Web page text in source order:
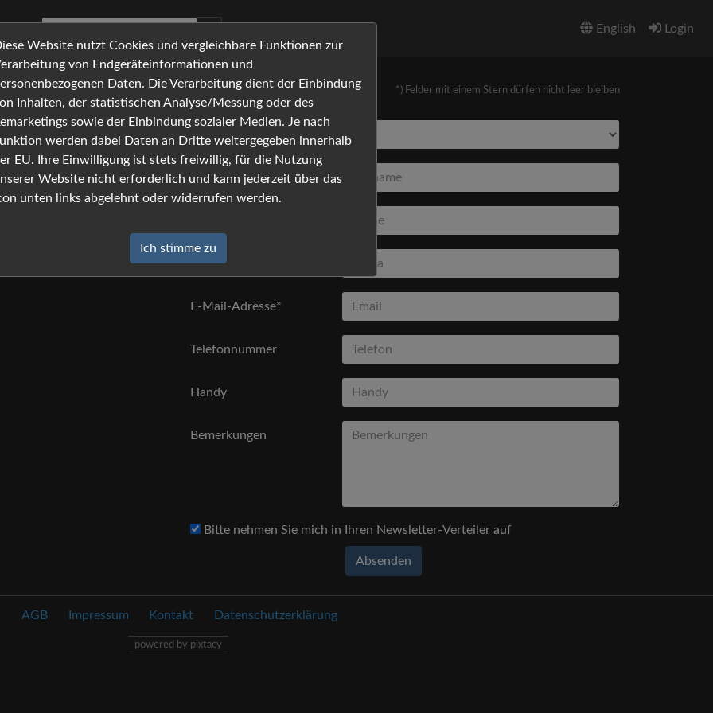
English Login
Sie auf [absenden]. *) Felder mit einem Stern dürfen nicht leer bleiben
Request
Anrede
Vorname*
Firma
E-Mail-Adresse*
Telefonnummer
Handy
Bemerkungen
Bitte nehmen Sie mich in Ihren Newsletter-Verteiler auf
Absenden
Website nutzt Cookies und vergleichbare Funktionen zur
von Endgeräteinformationen und
Daten. Die Verarbeitung dient der Einbindung
Inhalten, der statistischen Analyse/Messung oder des
sowie der Einbindung sozialer Medien. Je nach
werden dabei Daten an Dritte weitergegeben innerhalb
EU. Ihre Einwilligung ist stets freiwillig, für die Nutzung
Website nicht erforderlich und kann jederzeit über das
unten links abgelehnt oder widerrufen werden.
Ich stimme zu
AGB Impressum Kontakt Datenschutzerklärung
powered by pixtacy